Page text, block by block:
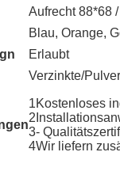
Aufrecht 88*68
Blau, Orange,
Erlaubt
Verzinkte/
1Kostenloses
3-
4Wir liefern